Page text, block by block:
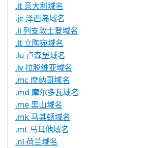
.it 意大利域名
.je 泽西岛域名
.li 列支敦士登域名
.lt 立陶宛域名
.lu 卢森堡域名
.lv 拉脱维亚域名
.mc 摩纳哥域名
.md 摩尔多瓦域名
.me 黑山域名
.mk 马其顿域名
.mt 马耳他域名
.nl 荷兰域名